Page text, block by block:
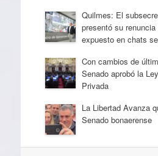
Quilmes: El
presentó su
expuesto en chats
Con cambios de
Senado aprobó la
Privada
La Libertad Avanza
Senado bonaerense